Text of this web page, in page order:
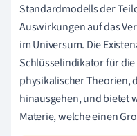
Standardmodells der
Auswirkungen auf das
im Universum. Die
Schlüsselindikator für
physikalischer Theorien,
hinausgehen, und bietet
Materie, welche einen